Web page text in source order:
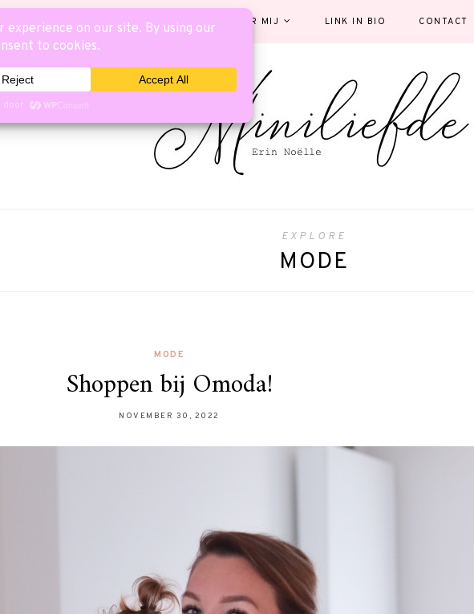
CATEGORIEËN OVER MIJ LINK IN BIO CONTACT
EXPLORE
MODE
MODE
Shoppen bij Omoda!
NOVEMBER 30, 2022